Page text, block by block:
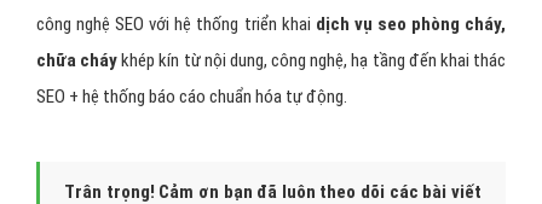
công nghệ SEO với hệ thống triển khai dịch vụ seo phòng cháy,
chữa cháykhép kín từ nội dung, công nghệ, hạ tầng đến khai thác
SEO + hệ thống báo cáo chuẩn hóa tự động.
Trân trọng! Cảm ơn bạn đã luôn theo dõi các bài viết